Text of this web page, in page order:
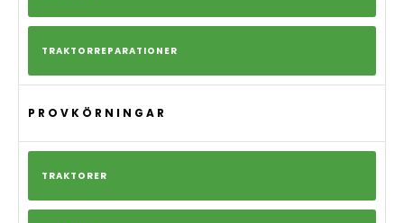
TRAKTORREPARATIONER
PROVKÖRNINGAR
TRAKTORER